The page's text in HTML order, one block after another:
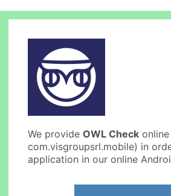
We provideOWL Check
com.visgroupsrl.mobile) in
application in our online